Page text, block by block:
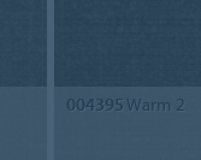
004395 Warm 2